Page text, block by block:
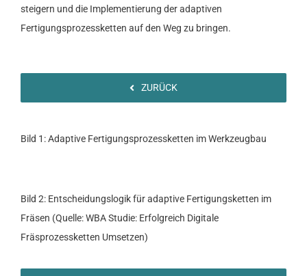
steigern und die Implementierung der adaptiven
Fertigungsprozessketten auf den Weg zu bringen.
ZURÜCK
Bild 1: Adaptive Fertigungsprozessketten im Werkzeugbau
Bild 2: Entscheidungslogik für adaptive Fertigungsketten im
Fräsen (Quelle: WBA Studie: Erfolgreich Digitale
Fräsprozessketten Umsetzen)